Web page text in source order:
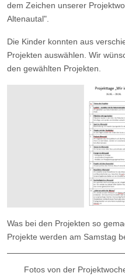
dem Zeichen unserer
Altenautal".
Die Kinder konnten aus
Projekten auswählen. Wir
den gewählten Projekten.
Was bei den Projekten so
Projekte werden am Samstag
Fotos von der